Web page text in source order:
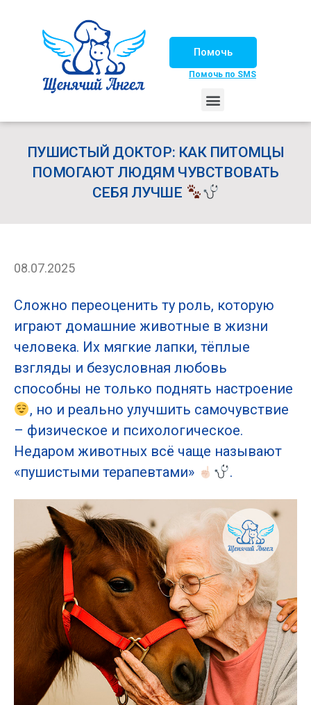
Помочь
Помочь по SMS
ПУШИСТЫЙ ДОКТОР: КАК ПИТОМЦЫ
ПОМОГАЮТ ЛЮДЯМ ЧУВСТВОВАТЬ
СЕБЯ ЛУЧШЕ
08.07.2025
Сложно переоценить ту роль, которую
играют домашние животные в жизни
человека. Их мягкие лапки, тёплые
взгляды и безусловная любовь
способны не только поднять настроение
, но и реально улучшить самочувствие
– физическое и психологическое.
Недаром животных всё чаще называют
«пушистыми терапевтами»
.